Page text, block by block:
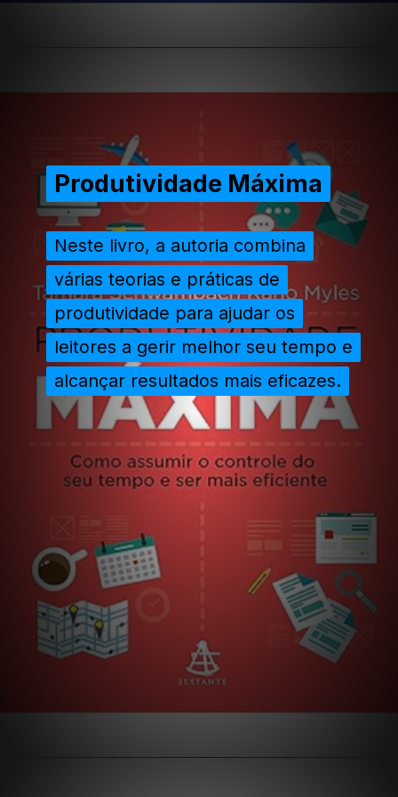
Produtividade Máxima
Produtividade Máxima
Neste livro, a autoria combina
várias teorias e práticas de
produtividade para ajudar os
leitores a gerir melhor seu tempo e
alcançar resultados mais eficazes.
Neste livro, a autoria combina
várias teorias e práticas de
produtividade para ajudar os
leitores a gerir melhor seu tempo e
alcançar resultados mais eficazes.